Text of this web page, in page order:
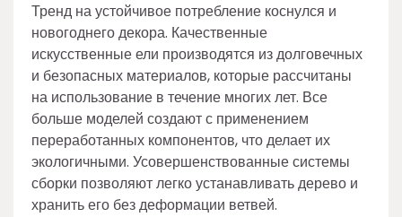
Тренд на устойчивое потребление коснулся и
новогоднего декора. Качественные
искусственные ели производятся из долговечных
и безопасных материалов, которые рассчитаны
на использование в течение многих лет. Все
больше моделей создают с применением
переработанных компонентов, что делает их
экологичными. Усовершенствованные системы
сборки позволяют легко устанавливать дерево и
хранить его без деформации ветвей.